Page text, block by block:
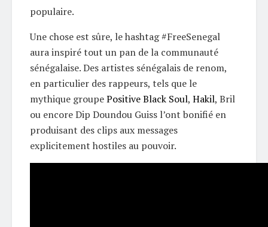
populaire.
Une chose est sûre, le hashtag #FreeSenegal
aura inspiré tout un pan de la communauté
sénégalaise. Des artistes sénégalais de renom,
en particulier des rappeurs, tels que le
mythique groupePositive Black Soul, Hakil, Bril
ou encore Dip Doundou Guiss l’ont bonifié en
produisant des clips aux messages
explicitement hostiles au pouvoir.